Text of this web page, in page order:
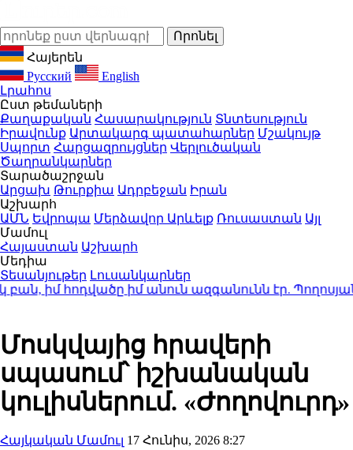
Հայերեն
Русский
English
Լրահոս
Ըստ թեմաների
Քաղաքական Հասարակություն Տնտեսություն
Իրավունք Արտակարգ պատահարներ Մշակույթ
Սպորտ Հարցազրույցներ Վերլուծական
Ծաղրանկարներ
Տարածաշրջան
Արցախ Թուրքիա Ադրբեջան Իրան
Աշխարհ
ԱՄՆ Եվրոպա Մերձավոր Արևելք Ռուսաստան Այլ
Մամուլ
Հայաստան Աշխարհ
Մեդիա
Տեսանյութեր Լուսանկարներ
իմ հոդվածը իմ անուն ազգանունն էր. Պողոսյան
Մոսկվայից հրավերի
սպասում՝ իշխանական
կուլիսներում. «Ժողովուրդ»
Հայկական Մամուլ 17 Հունիս, 2026 8:27